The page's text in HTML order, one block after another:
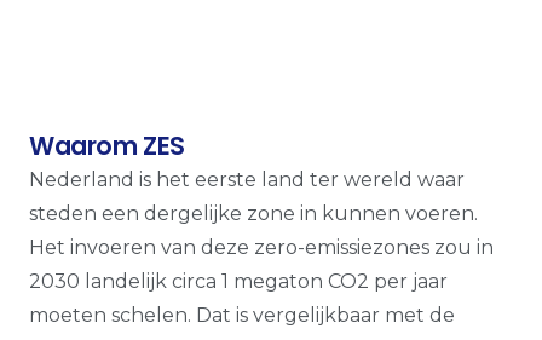
Waarom ZES
Nederland is het eerste land ter wereld waar
steden een dergelijke zone in kunnen voeren.
Het invoeren van deze zero-emissiezones zou in
2030 landelijk circa 1 megaton CO2 per jaar
moeten schelen. Dat is vergelijkbaar met de